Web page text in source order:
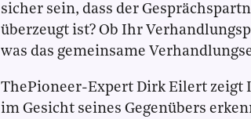
sicher sein, dass der
überzeugt ist? Ob Ihr
was das gemeinsame
ThePioneer-Expert Dirk Eilert zeigt
im Gesicht seines Gegenübers